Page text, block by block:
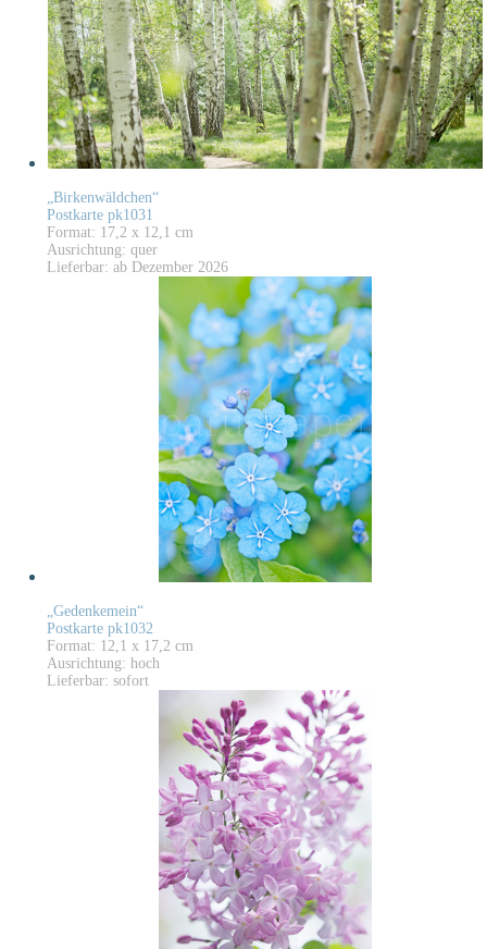
„Birkenwäldchen“
Postkarte pk1031
Format: 17,2 x 12,1 cm
Ausrichtung: quer
Lieferbar: ab Dezember 2026
„Gedenkemein“
Postkarte pk1032
Format: 12,1 x 17,2 cm
Ausrichtung: hoch
Lieferbar: sofort